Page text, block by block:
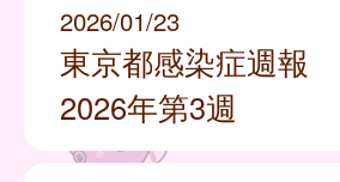
2026/01/23
東京都感染症週報
2026年第3週